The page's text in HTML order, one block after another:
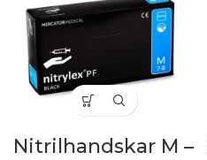
Nitrilhandskar M –